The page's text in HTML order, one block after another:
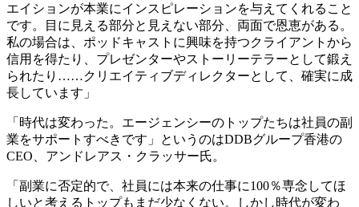
エイションが本業にインスピレーションを与えてくれること
です。目に見える部分と見えない部分、両面で恩恵がある。
私の場合は、ポッドキャストに興味を持つクライアントから
信用を得たり、プレゼンターやストーリーテラーとして鍛え
られたり……クリエイティブディレクターとして、確実に成
長しています」
「時代は変わった。エージェンシーのトップたちは社員の副
業をサポートすべきです」というのはDDBグループ香港の
CEO、アンドレアス・クラッサー氏。
「副業に否定的で、社員には本来の仕事に100％専念してほ
しいと考えるトップもまだ少なくない。しかし時代が変わ